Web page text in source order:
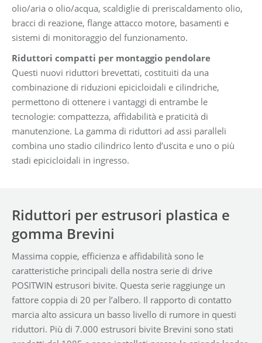
olio/aria o olio/acqua, scaldiglie di preriscaldamento olio,
bracci di reazione, flange attacco motore, basamenti e
sistemi di monitoraggio del funzionamento.
Riduttori compatti per montaggio pendolare
Questi nuovi riduttori brevettati, costituiti da una
combinazione di riduzioni epicicloidali e cilindriche,
permettono di ottenere i vantaggi di entrambe le
tecnologie: compattezza, affidabilità e praticità di
manutenzione. La gamma di riduttori ad assi paralleli
combina uno stadio cilindrico lento d’uscita e uno o più
stadi epicicloidali in ingresso.
Riduttori per estrusori plastica e
gomma Brevini
Massima coppie, efficienza e affidabilità sono le
caratteristiche principali della nostra serie di drive
POSITWIN estrusori bivite. Questa serie raggiunge un
fattore coppia di 20 per l’albero. Il rapporto di contatto
marcia alto assicura un basso livello di rumore in questi
riduttori. Più di 7.000 estrusori bivite Brevini sono stati